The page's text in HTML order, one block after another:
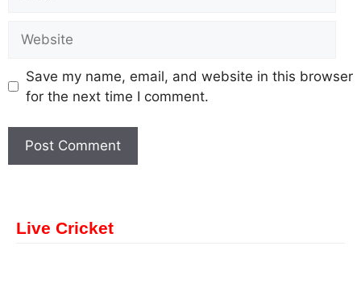
Save my name, email, and website in this browser
for the next time I comment.
Live Cricket